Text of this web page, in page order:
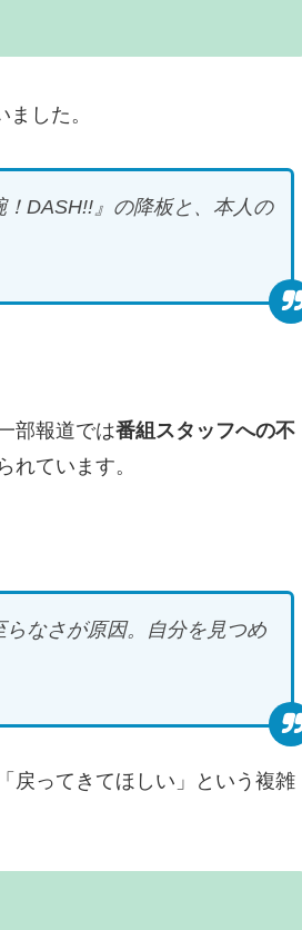
した。
！DASH!!』の降板と、本人の
部報道では番組スタッフへの不
れています。
らなさが原因。自分を見つめ
戻ってきてほしい」という複雑